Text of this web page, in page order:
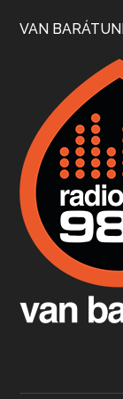
Boston,
Apr 9, 2026 •
Apr 3, 2026 •
VAN